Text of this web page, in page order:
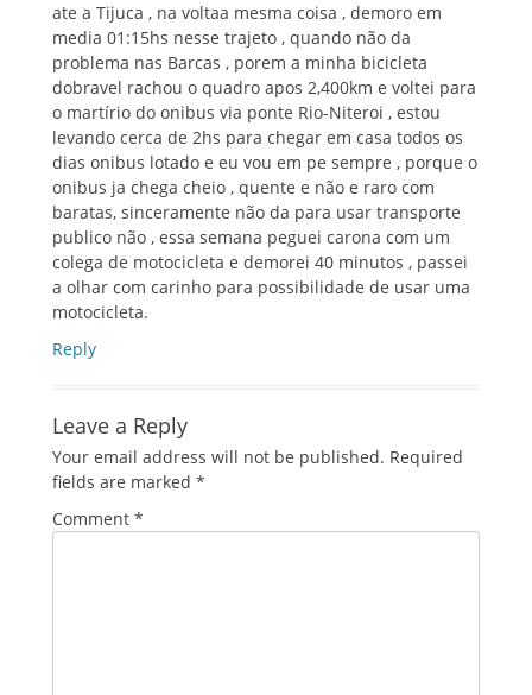
ate a Tijuca , na voltaa mesma coisa , demoro em
media 01:15hs nesse trajeto , quando não da
problema nas Barcas , porem a minha bicicleta
dobravel rachou o quadro apos 2,400km e voltei para
o martírio do onibus via ponte Rio-Niteroi , estou
levando cerca de 2hs para chegar em casa todos os
dias onibus lotado e eu vou em pe sempre , porque o
onibus ja chega cheio , quente e não e raro com
baratas, sinceramente não da para usar transporte
publico não , essa semana peguei carona com um
colega de motocicleta e demorei 40 minutos , passei
a olhar com carinho para possibilidade de usar uma
motocicleta.
Reply
Leave a Reply
Your email address will not be published. Required
fields are marked *
Comment *